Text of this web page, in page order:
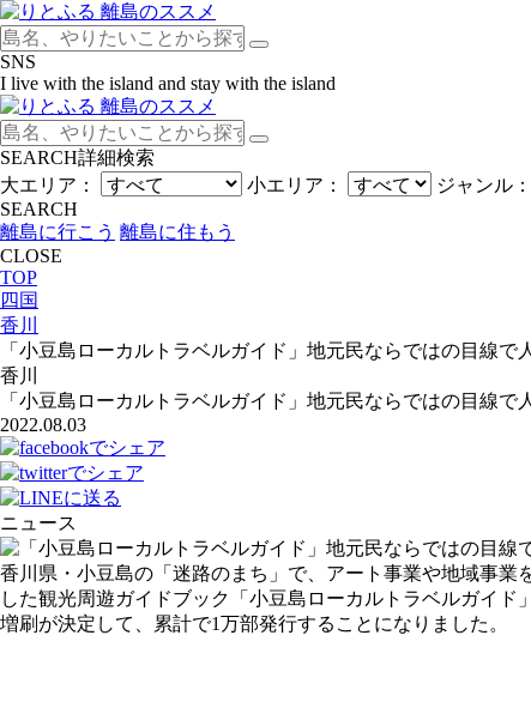
SNS
I live with the island and stay with the island
SEARCH詳細検索
大エリア：
小エリア： ジャンル：
SEARCH
離島に行こう 離島に住もう
CLOSE
TOP
四国
香川
「小豆島ローカルトラベルガイド」地元民ならではの目線で
香川
「小豆島ローカルトラベルガイド」地元民ならではの目線で
2022.08.03
ニュース
香川県・小豆島の「迷路のまち」で、アート事業や地域事
した観光周遊ガイドブック「小豆島ローカルトラベルガイ
増刷が決定して、累計で1万部発行することになりました。